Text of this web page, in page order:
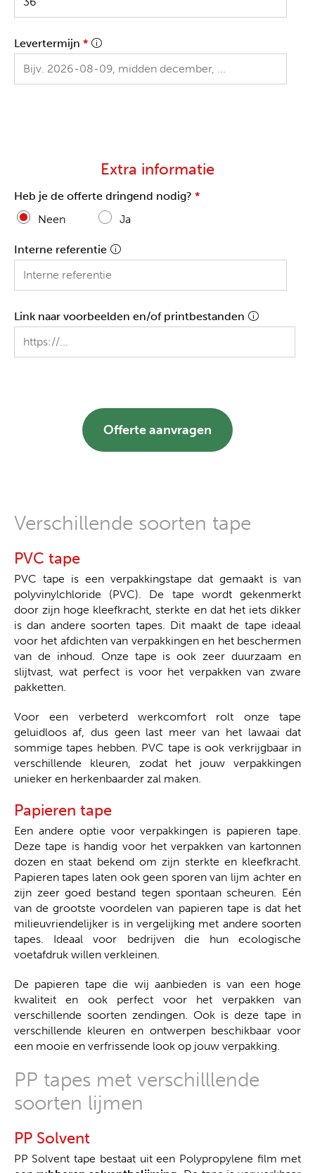
Levertermijn *
Extra informatie
Heb je de offerte dringend nodig? *
Neen
Ja
Interne referentie
Link naar voorbeelden en/of printbestanden
Offerte aanvragen
Verschillende soorten tape
PVC tape
PVC tape is een verpakkingstape dat gemaakt is van
polyvinylchloride (PVC). De tape wordt gekenmerkt
door zijn hoge kleefkracht, sterkte en dat het iets dikker
is dan andere soorten tapes. Dit maakt de tape ideaal
voor het afdichten van verpakkingen en het beschermen
van de inhoud. Onze tape is ook zeer duurzaam en
slijtvast, wat perfect is voor het verpakken van zware
pakketten.
Voor een verbeterd werkcomfort rolt onze tape
geluidloos af, dus geen last meer van het lawaai dat
sommige tapes hebben. PVC tape is ook verkrijgbaar in
verschillende kleuren, zodat het jouw verpakkingen
unieker en herkenbaarder zal maken.
Papieren tape
Een andere optie voor verpakkingen is papieren tape.
Deze tape is handig voor het verpakken van kartonnen
dozen en staat bekend om zijn sterkte en kleefkracht.
Papieren tapes laten ook geen sporen van lijm achter en
zijn zeer goed bestand tegen spontaan scheuren. Eén
van de grootste voordelen van papieren tape is dat het
milieuvriendelijker is in vergelijking met andere soorten
tapes. Ideaal voor bedrijven die hun ecologische
voetafdruk willen verkleinen.
De papieren tape die wij aanbieden is van een hoge
kwaliteit en ook perfect voor het verpakken van
verschillende soorten zendingen. Ook is deze tape in
verschillende kleuren en ontwerpen beschikbaar voor
een mooie en verfrissende look op jouw verpakking.
PP tapes met verschilllende
soorten lijmen
PP Solvent
PP Solvent tape bestaat uit een Polypropylene film met